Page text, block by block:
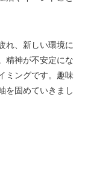
れ、新しい環境に
精神が不安定にな
ミングです。趣味
を固めていきまし